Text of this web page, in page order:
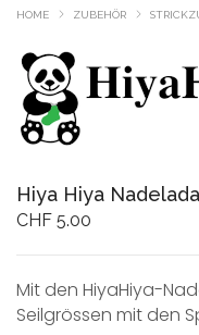
HOME ZUBEHÖR
Hiya Hiya
CHF 5.00
Mit den HiyaHiya-
Seilgrössen mit den